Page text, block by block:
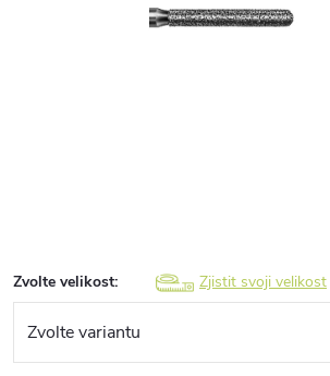
Zvolte velikost: Zjistit svoji velikost